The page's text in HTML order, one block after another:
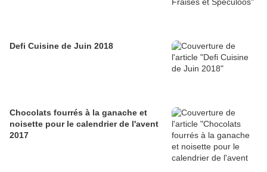
Defi Cuisine de Juin 2018
Chocolats fourrés à la ganache et
noisette pour le calendrier de l'avent
2017